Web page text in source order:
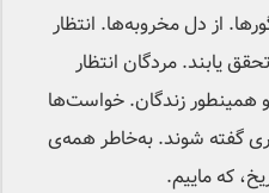
از دل مخروبه‌ها. انتظار
یابند. مردگان انتظار
همینطور زندگان. خواست‌ها
آری گفته شوند. به‌خاطر همه‌ی
که ماییم.